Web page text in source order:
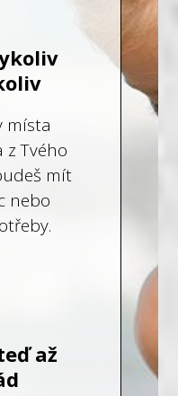
místa
z Tvého
mít
nebo
až